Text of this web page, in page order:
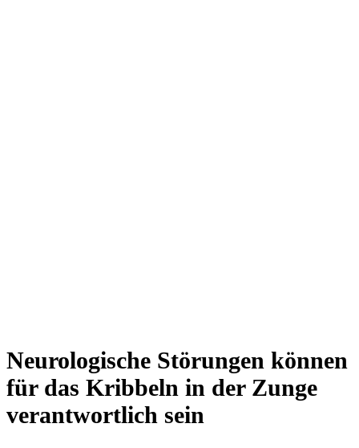
Neurologische Störungen können
für das Kribbeln in der Zunge
verantwortlich sein